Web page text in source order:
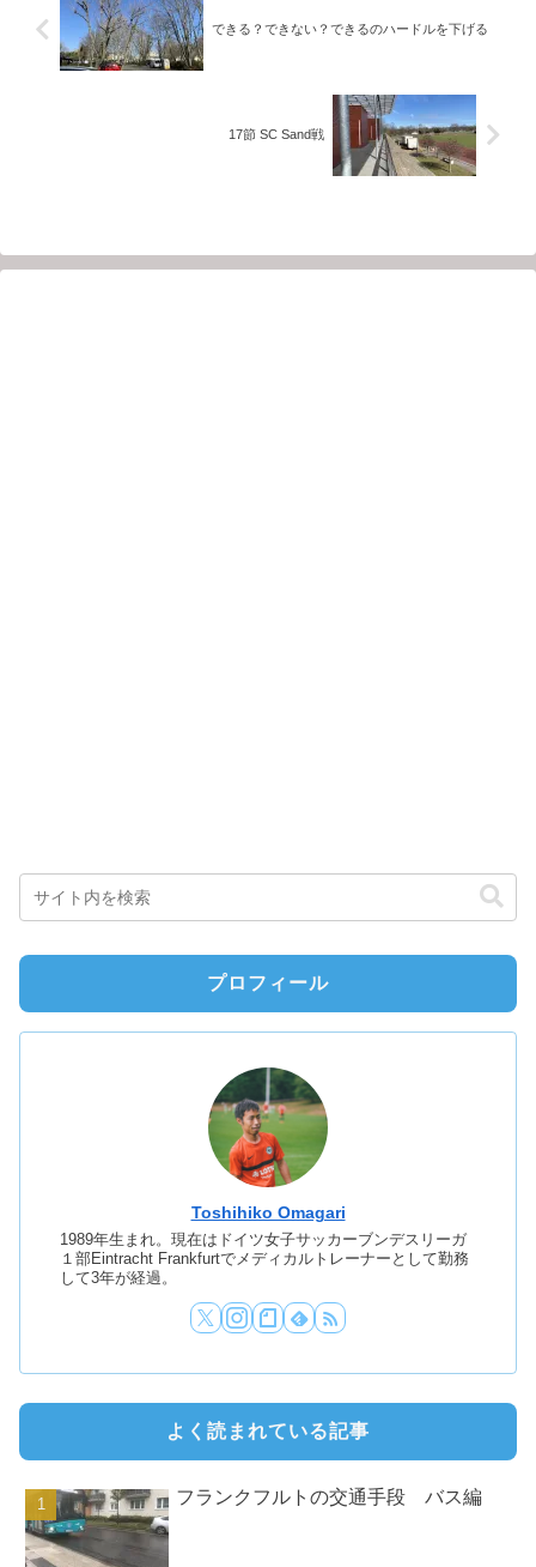
できる？できない？できるのハードルを下げる
17節 SC Sand戦
プロフィール
Toshihiko Omagari
1989年生まれ。現在はドイツ女子サッカーブンデスリーガ
１部Eintracht Frankfurtでメディカルトレーナーとして勤務
して3年が経過。
よく読まれている記事
フランクフルトの交通手段 バス編